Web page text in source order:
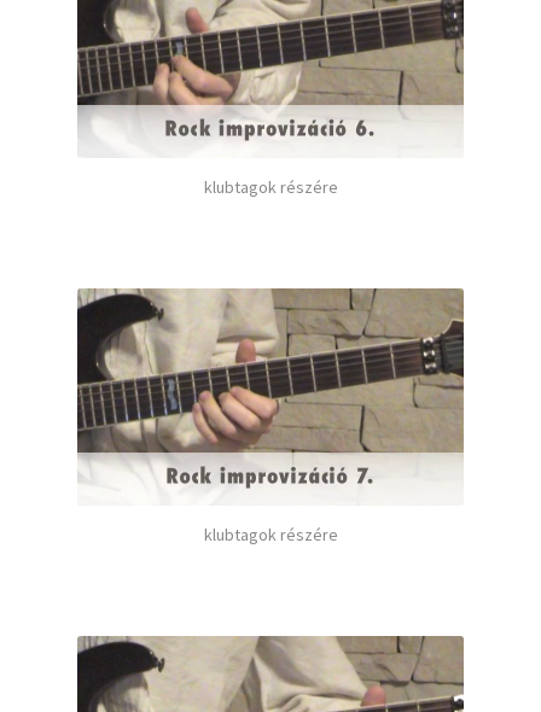
klubtagok részére
klubtagok részére